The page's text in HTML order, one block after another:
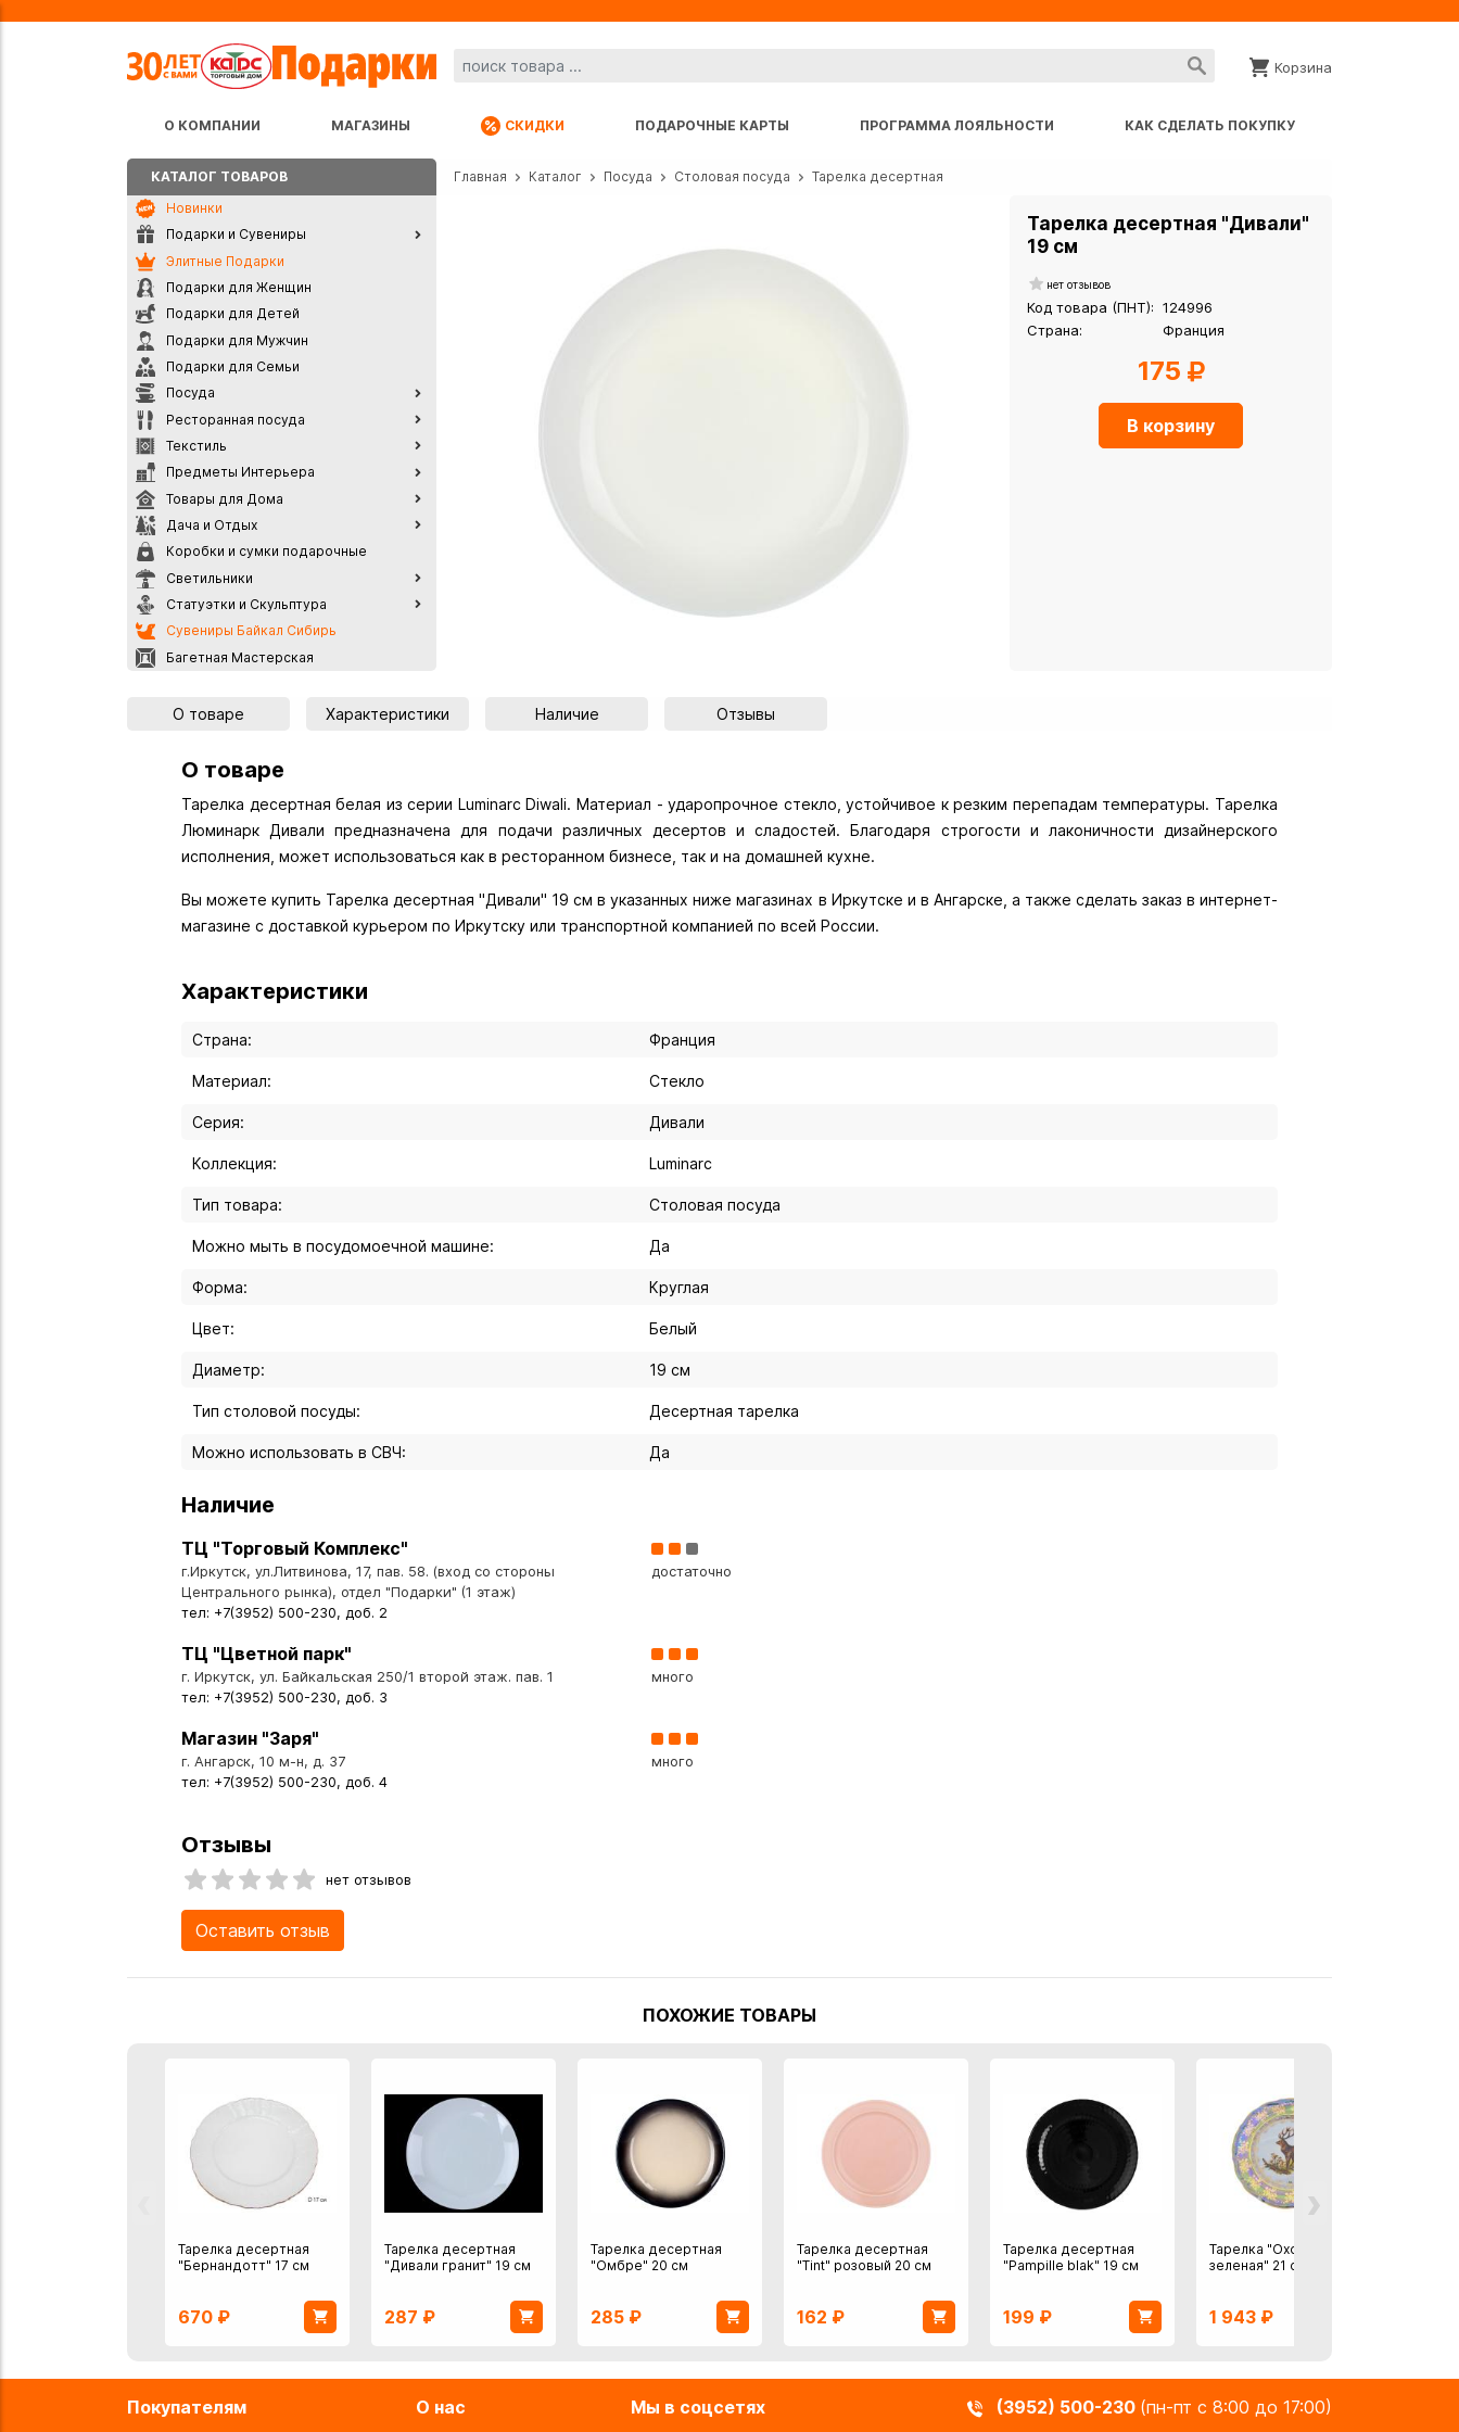
Корзина
О КОМПАНИИ МАГАЗИНЫ СКИДКИ ПОДАРОЧНЫЕ КАРТЫ ПРОГРАММА ЛОЯЛЬНОСТИ КАК СДЕЛАТЬ ПОКУПКУ
КАТАЛОГ ТОВАРОВ
Новинки
Подарки и Сувениры
Элитные Подарки
Подарки для Женщин
Подарки для Детей
Подарки для Мужчин
Подарки для Семьи
Посуда
Ресторанная посуда
Текстиль
Предметы Интерьера
Товары для Дома
Дача и Отдых
Коробки и сумки подарочные
Светильники
Статуэтки и Скульптура
Сувениры Байкал Сибирь
Багетная Мастерская
Главная Каталог Посуда Столовая посуда Тарелка десертная
Тарелка десертная "Дивали"
19 см
нет отзывов
Код товара (ПНТ): 124996
Страна:
Франция
175
В корзину
О товаре Характеристики Наличие Отзывы
О товаре
Тарелка десертная белая из серии Luminarc Diwali. Материал - ударопрочное стекло, устойчивое к резким перепадам температуры. Тарелка
Люминарк Дивали предназначена для подачи различных десертов и сладостей. Благодаря строгости и лаконичности дизайнерского
исполнения, может использоваться как в ресторанном бизнесе, так и на домашней кухне.
Вы можете купить Тарелка десертная "Дивали" 19 см в указанных ниже магазинах в Иркутске и в Ангарске, а также сделать заказ в интернет-
магазине с доставкой курьером по Иркутску или транспортной компанией по всей России.
Характеристики
Страна: Франция
Материал: Стекло
Серия: Дивали
Коллекция: Luminarc
Тип товара: Столовая посуда
Можно мыть в посудомоечной машине: Да
Форма: Круглая
Цвет: Белый
Диаметр: 19 см
Тип столовой посуды: Десертная тарелка
Можно использовать в СВЧ: Да
Наличие
ТЦ "Торговый Комплекс"
г.Иркутск, ул.Литвинова, 17, пав. 58. (вход со стороны
Центрального рынка), отдел "Подарки" (1 этаж)
тел: +7(3952) 500-230, доб. 2
достаточно
ТЦ "Цветной парк"
г. Иркутск, ул. Байкальская 250/1 второй этаж. пав. 1
тел: +7(3952) 500-230, доб. 3
много
Магазин "Заря"
г. Ангарск, 10 м-н, д. 37
тел: +7(3952) 500-230, доб. 4
много
Отзывы
нет отзывов
Оставить отзыв
ПОХОЖИЕ ТОВАРЫ
›
Тарелка десертная
"Бернандотт" 17 см
670 ₽
Тарелка десертная
"Дивали гранит" 19 см
287 ₽
Тарелка десертная
"Омбре" 20 см
285 ₽
Тарелка десертная
"Tint" розовый 20 см
162 ₽
Тарелка десертная
"Pampille blak" 19 см
199 ₽
Тарелка "Охота
зеленая" 21 см
1 943 ₽
Покупателям О нас Мы в соцсетях (3952) 500-230 (пн-пт с 8:00 до 17:00)